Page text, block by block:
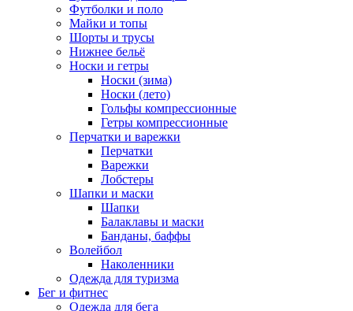
Футболки и поло
Майки и топы
Шорты и трусы
Нижнее бельё
Носки и гетры
Носки (зима)
Носки (лето)
Гольфы компрессионные
Гетры компрессионные
Перчатки и варежки
Перчатки
Варежки
Лобстеры
Шапки и маски
Шапки
Балаклавы и маски
Банданы, баффы
Волейбол
Наколенники
Одежда для туризма
Бег и фитнес
Одежда для бега